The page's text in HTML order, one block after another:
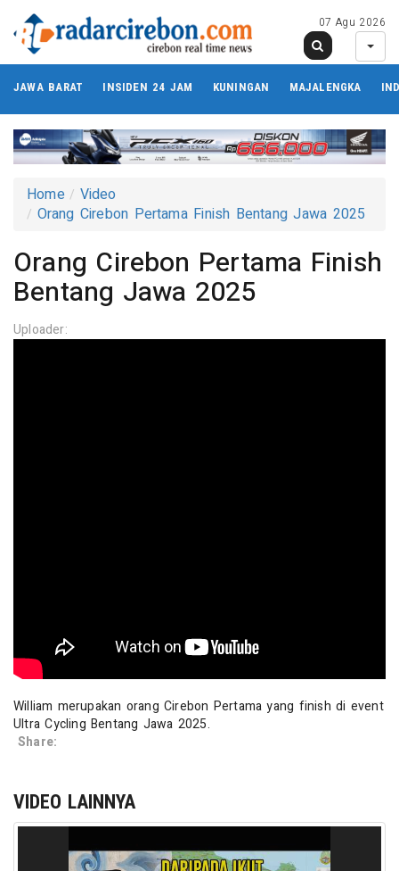
07 Agu 2026
JAWA BARAT INSIDEN 24 JAM KUNINGAN MAJALENGKA
Home
Video
Orang Cirebon Pertama Finish Bentang Jawa 2025
Orang Cirebon Pertama Finish
Bentang Jawa 2025
Uploader:
William merupakan orang Cirebon Pertama yang finish di event
Ultra Cycling Bentang Jawa 2025.
Share:
VIDEO LAINNYA